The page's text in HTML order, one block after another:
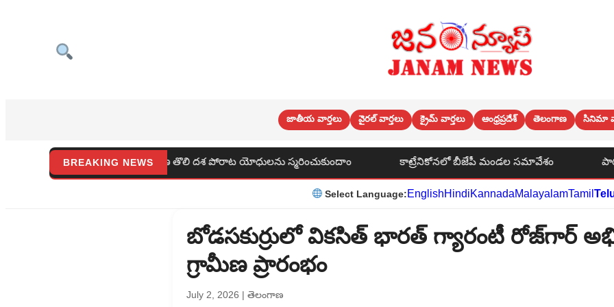
జాతీయ వార్తలు వైరల్ వార్తలు క్రైమ్ వార్తలు ఆంధ్రప్రదేశ్ తెలంగాణ సినిమా
BREAKING NEWS
తెలంగాణ తొలి దశ పోరాట యోధులను స్మరించుకుందాం కాట్రేనికోనలో బీజేపీ మండల సమావేశం పాఠశాలల్లో ఆకస్మిక తనిఖీలు
Select Language:EnglishHindiKannadaMalayalamTamil
బోడసకుర్రులో వికసిత్ భారత్ గ్యారంటీ రోజ్‌గార్
గ్రామీణ ప్రారంభం
July 2, 2026 | తెలంగాణ